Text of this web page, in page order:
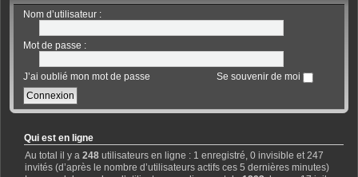
Nom d’utilisateur :
Mot de passe :
J’ai oublié mon mot de passe Se souvenir de moi
Qui est en ligne
Au total il y a248 utilisateurs en ligne : 1 enregistré, 0 invisible et 247
invités (d’après le nombre d’utilisateurs actifs ces 5 dernières minutes)